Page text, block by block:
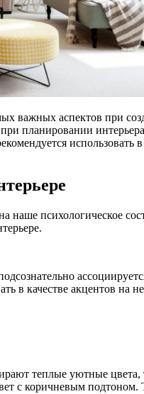
важных аспектов при
планировании
наше психологическое
в качестве акцентов
теплые уютные
с коричневым